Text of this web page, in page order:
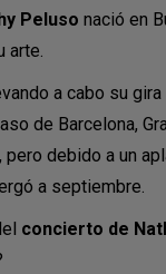
Peluso nació en
arte.
a cabo su gira
de Barcelona,
pero debido a un
a septiembre.
concierto de